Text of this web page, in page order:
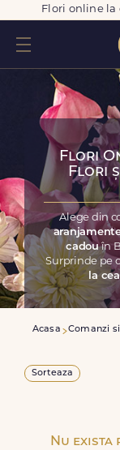
Flori online la
Flori
Flori
Alege din
cadouîn
Surprinde pe
la
Acasa Comanzi
Sorteaza
Nu